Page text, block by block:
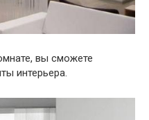
вы сможете
интерьера.